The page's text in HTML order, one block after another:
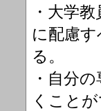
・大学
に配慮
る。
・自分
くこと